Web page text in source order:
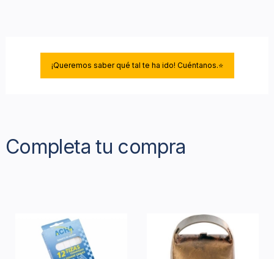
¡Queremos saber qué tal te ha ido! Cuéntanos.⭐
Completa tu compra